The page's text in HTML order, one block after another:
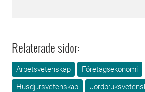
Relaterade sidor:
Arbetsvetenskap
Företagsekonomi
Husdjursvetenskap